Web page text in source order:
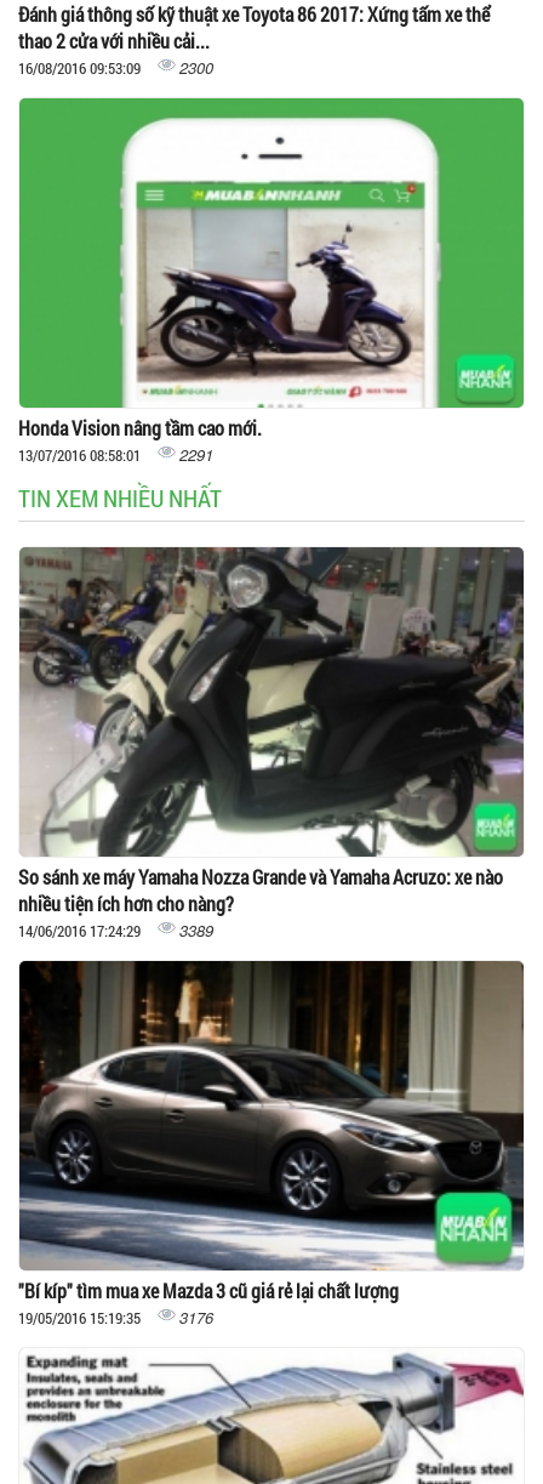
Đánh giá thông số kỹ thuật xe Toyota 86 2017: Xứng tấm xe thể
thao 2 cửa với nhiều cải...
16/08/2016 09:53:09 2300
Honda Vision nâng tầm cao mới.
13/07/2016 08:58:01 2291
TIN XEM NHIỀU NHẤT
So sánh xe máy Yamaha Nozza Grande và Yamaha Acruzo: xe nào
nhiều tiện ích hơn cho nàng?
14/06/2016 17:24:29 3389
"Bí kíp" tìm mua xe Mazda 3 cũ giá rẻ lại chất lượng
19/05/2016 15:19:35 3176